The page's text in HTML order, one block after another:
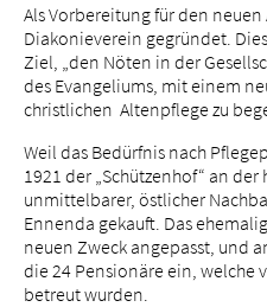
Als Vorbereitung für den
Diakonieverein gegründet.
Ziel, „den Nöten in der
des Evangeliums, mit einem
christlichen Altenpflege zu
Weil das Bedürfnis nach
1921 der „Schützenhof“ an
unmittelbarer, östlicher
Ennenda gekauft. Das
neuen Zweck angepasst, und
die 24 Pensionäre ein, welche
betreut wurden.